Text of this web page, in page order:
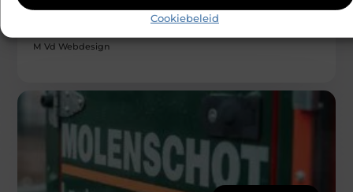
Cookiebeleid
nieuwe fantasy-serie, maar een kijkje in de fascinerende
M Vd Webdesign